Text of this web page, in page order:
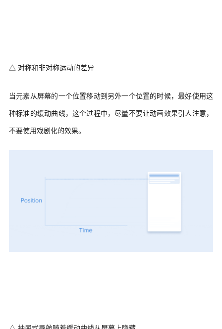
△ 对称和非对称运动的差异
当元素从屏幕的一个位置移动到另外一个位置的时候，最好使用这
种标准的缓动曲线，这个过程中，尽量不要让动画效果引人注意，
不要使用戏剧化的效果。